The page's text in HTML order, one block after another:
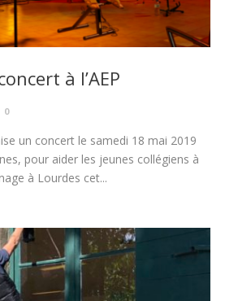
à l’AEP
0
un concert le samedi 18 mai 2019
pour aider les jeunes collégiens à
à Lourdes cet...